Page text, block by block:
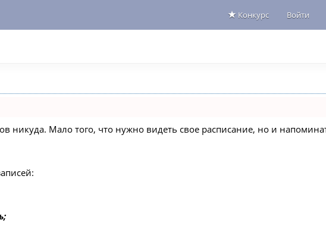
Конкурс Войти
никуда. Мало того, что нужно видеть свое расписание, но и